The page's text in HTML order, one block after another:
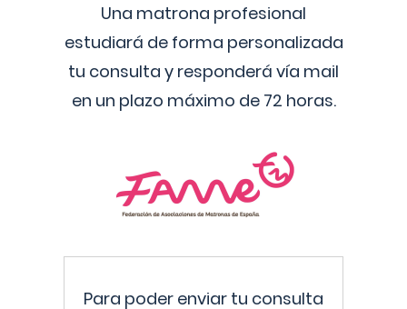
Una matrona profesional
estudiará de forma personalizada
tu consulta y responderá vía mail
en un plazo máximo de 72 horas.
Para poder enviar tu consulta